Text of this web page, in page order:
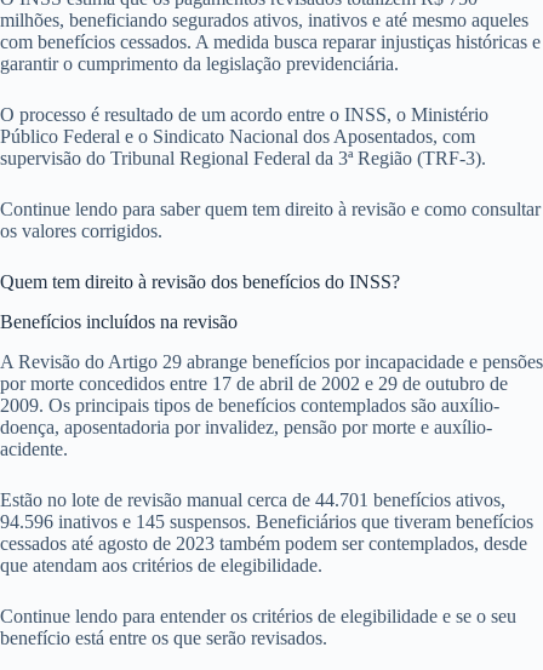
milhões, beneficiando segurados ativos, inativos e até mesmo aqueles
com benefícios cessados. A medida busca reparar injustiças históricas e
garantir o cumprimento da legislação previdenciária.
O processo é resultado de um acordo entre o INSS, o Ministério
Público Federal e o Sindicato Nacional dos Aposentados, com
supervisão do Tribunal Regional Federal da 3ª Região (TRF-3).
Continue lendo para saber quem tem direito à revisão e como consultar
os valores corrigidos.
Quem tem direito à revisão dos benefícios do INSS?
Benefícios incluídos na revisão
A Revisão do Artigo 29 abrange benefícios por incapacidade e pensões
por morte concedidos entre 17 de abril de 2002 e 29 de outubro de
2009. Os principais tipos de benefícios contemplados são auxílio-
doença, aposentadoria por invalidez, pensão por morte e auxílio-
acidente.
Estão no lote de revisão manual cerca de 44.701 benefícios ativos,
94.596 inativos e 145 suspensos. Beneficiários que tiveram benefícios
cessados até agosto de 2023 também podem ser contemplados, desde
que atendam aos critérios de elegibilidade.
Continue lendo para entender os critérios de elegibilidade e se o seu
benefício está entre os que serão revisados.